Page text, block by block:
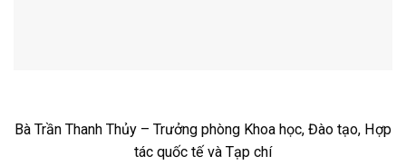
Bà Trần Thanh Thủy – Trưởng phòng Khoa học, Đào tạo, Hợp
tác quốc tế và Tạp chí